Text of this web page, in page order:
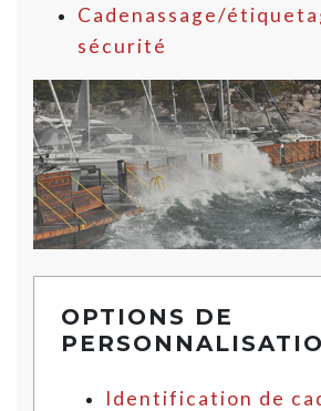
Cadenassage/
sécurité
OPTIONS DE
Identification de